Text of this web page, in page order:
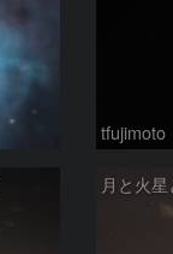
tfujimoto
月と火